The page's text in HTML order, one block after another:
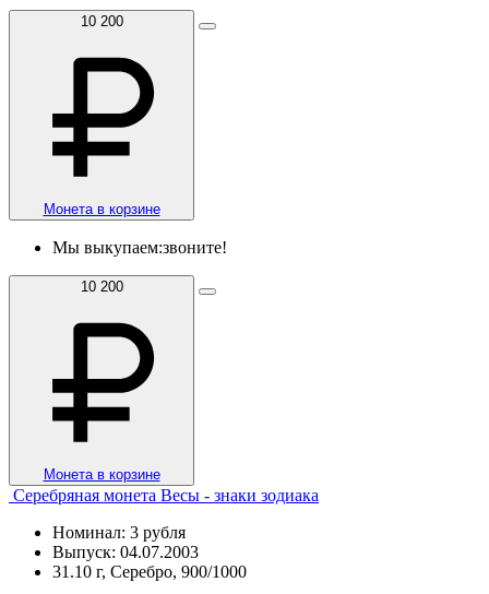
10 200
Монета в корзине
Мы выкупаем:звоните!
10 200
Монета в корзине
Серебряная монета Весы - знаки зодиака
Номинал: 3 рубля
Выпуск: 04.07.2003
31.10 г, Серебро, 900/1000